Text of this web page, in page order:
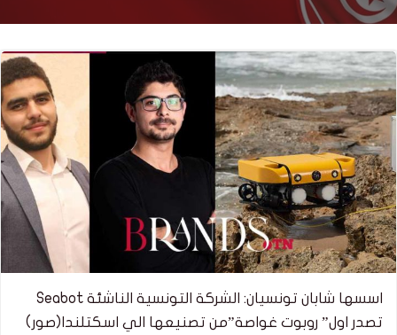
اسسها شابان تونسيان: الشركة التونسية الناشئة Seabot
تصدر اول” روبوت غواصة”من تصنيعها الي اسكتلندا(صور)